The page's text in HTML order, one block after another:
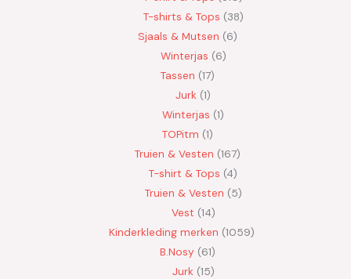
T-shirts & Tops 38
Sjaals & Mutsen 6
Winterjas 6
Tassen 17
Jurk 1
Winterjas 1
TOPitm 1
Truien & Vesten 167
T-shirt & Tops 4
Truien & Vesten 5
Vest 14
Kinderkleding merken 1059
B.Nosy 61
Jurk 15